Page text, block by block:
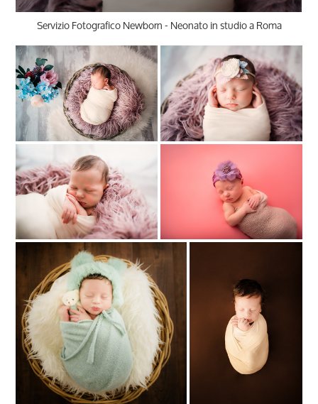
Servizio Fotografico Newborn - Neonato in studio a Roma